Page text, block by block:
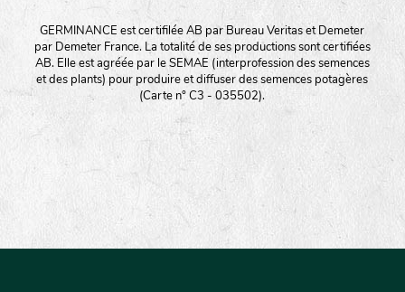
GERMINANCE est certifilée AB par Bureau Veritas et Demeter
par Demeter France. La totalité de ses productions sont certifiées
AB. Elle est agréée par le SEMAE (interprofession des semences
et des plants) pour produire et diffuser des semences potagères
(Carte n° C3 - 035502).